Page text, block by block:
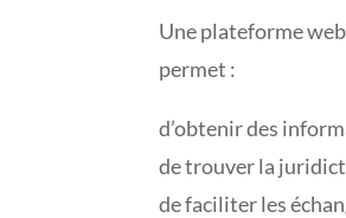
Une plateforme
permet :
d’obtenir des
de trouver la
de faciliter les